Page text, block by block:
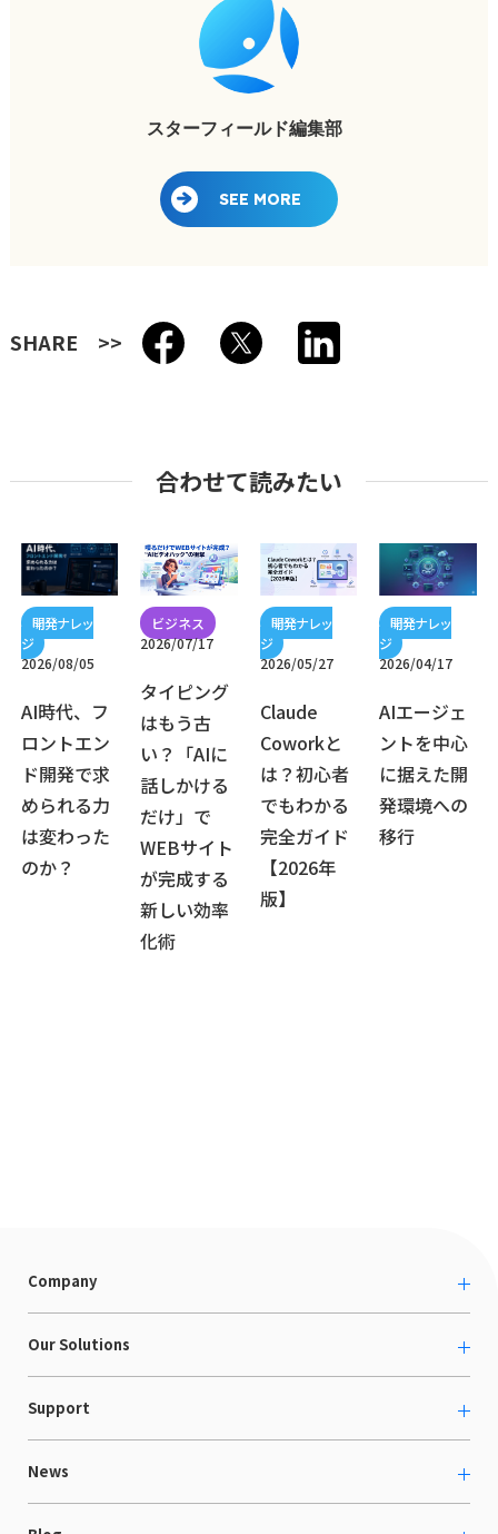
スターフィールド編集部
SEE MORE
SHARE
合わせて読みたい
2026/08/05
AI時代、フ
ロントエン
ド開発で求
められる力
は変わった
のか？
2026/07/17
タイピング
はもう古
い？「AIに
話しかける
だけ」で
WEBサイト
が完成する
新しい効率
化術
2026/05/27
Claude
Coworkと
は？初心者
でもわかる
完全ガイド
【2026年
版】
2026/04/17
AIエージェ
ントを中心
に据えた開
発環境への
移行
Company
About us
カルチャー
採用情報
Our Solutions
越境ECコンサルティング
Shopee支援
LaunchCart
Support
お役立ち資料
セミナー情報
News